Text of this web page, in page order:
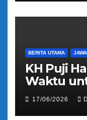
BERITA UTAMA
KH Puji
Waktu
Umat
17/06/2026